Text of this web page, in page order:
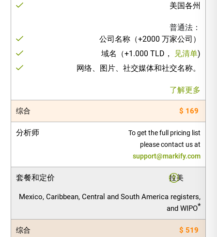
美国各州
普通法：
公司名称（+2000 万家公司）
域名（+1.000 TLD，
见清单)
网络、图片、社交媒体和社交名称。
了解更多
综合 $ 169
分析师
To get the full pricing list
please contact us at
support@markify.com
套餐和定价 拉美
Mexico, Caribbean, Central and South America registers,
and WIPO*
综合 $ 519